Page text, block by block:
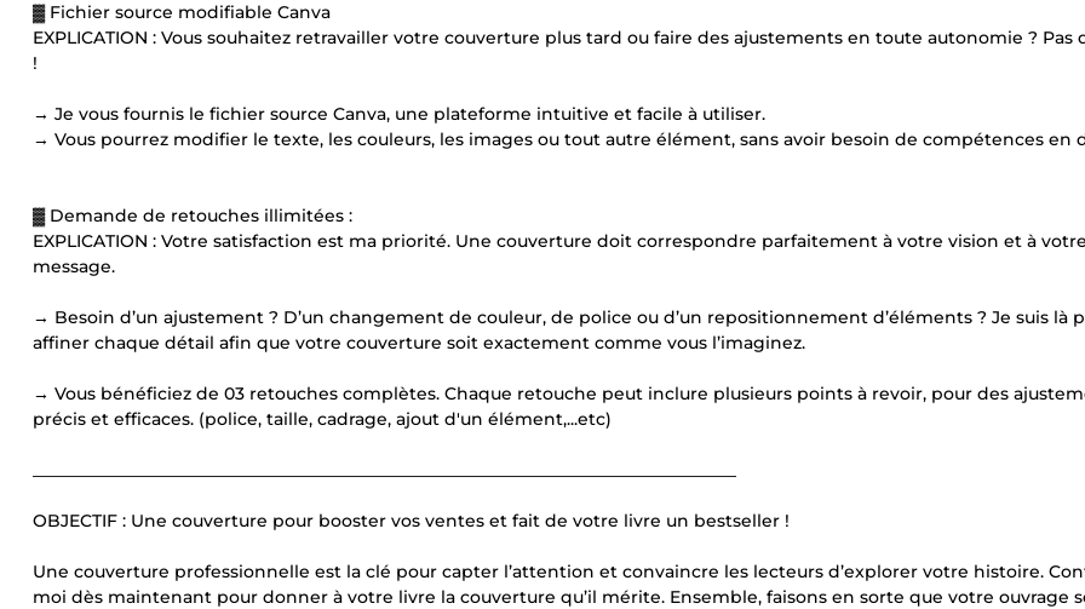
▓ Fichier source modifiable Canva
EXPLICATION : Vous souhaitez retravailler votre couverture plus tard ou faire des ajustements en toute autonomie ? Pas
!
→ Je vous fournis le fichier source Canva, une plateforme intuitive et facile à utiliser.
→ Vous pourrez modifier le texte, les couleurs, les images ou tout autre élément, sans avoir besoin de compétences en
▓ Demande de retouches illimitées :
EXPLICATION : Votre satisfaction est ma priorité. Une couverture doit correspondre parfaitement à votre vision et à votre
message.
→ Besoin d’un ajustement ? D’un changement de couleur, de police ou d’un repositionnement d’éléments ? Je suis là
affiner chaque détail afin que votre couverture soit exactement comme vous l’imaginez.
→ Vous bénéficiez de 03 retouches complètes. Chaque retouche peut inclure plusieurs points à revoir, pour des
précis et efficaces. (police, taille, cadrage, ajout d'un élément,...etc)
OBJECTIF : Une couverture pour booster vos ventes et fait de votre livre un bestseller !
Une couverture professionnelle est la clé pour capter l’attention et convaincre les lecteurs d’explorer votre histoire.
moi dès maintenant pour donner à votre livre la couverture qu’il mérite. Ensemble, faisons en sorte que votre ouvrage